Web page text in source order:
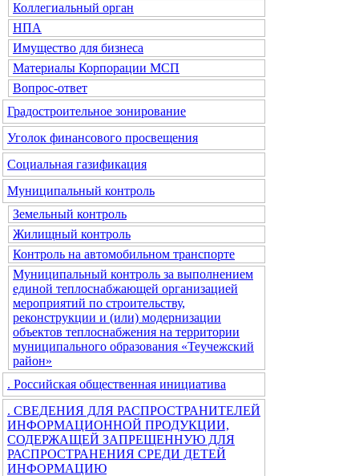
Коллегиальный орган
НПА
Имущество для бизнеса
Материалы Корпорации МСП
Вопрос-ответ
Градостроительное зонирование
Уголок финансового просвещения
Социальная газификация
Муниципальный контроль
Земельный контроль
Жилищный контроль
Контроль на автомобильном транспорте
Муниципальный контроль за выполнением
единой теплоснабжающей организацией
мероприятий по строительству,
реконструкции и (или) модернизации
объектов теплоснабжения на территории
муниципального образования «Теучежский
район»
. Российская общественная инициатива
. СВЕДЕНИЯ ДЛЯ РАСПРОСТРАНИТЕЛЕЙ
ИНФОРМАЦИОННОЙ ПРОДУКЦИИ,
СОДЕРЖАЩЕЙ ЗАПРЕЩЕННУЮ ДЛЯ
РАСПРОСТРАНЕНИЯ СРЕДИ ДЕТЕЙ
ИНФОРМАЦИЮ